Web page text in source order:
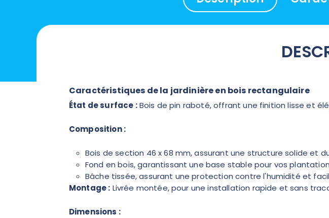
Caractéristiques de la jardinière en bois rectangulaire
État de surface :Bois de pin raboté, offrant une finition lisse et
Composition :
Bois de section 46 x 68 mm, assurant une structure solide et
Fond en bois, garantissant une base stable pour vos
Bâche tissée, assurant une protection contre l'humidité et
Montage : Livrée montée, pour une installation rapide et sans
Dimensions :